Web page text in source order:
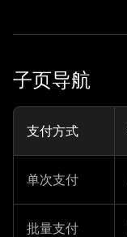
子页导航
支付方式
单次支付
批量支付